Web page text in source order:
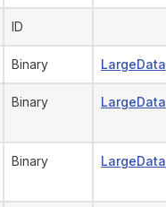
ID
Binary LargeData
Binary LargeData
Binary LargeData